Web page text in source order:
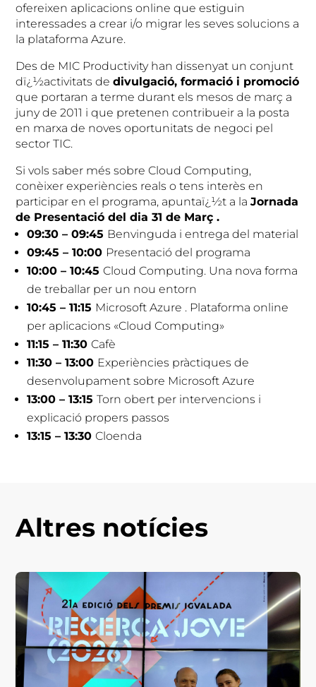
ofereixen aplicacions online que estiguin
interessades a crear i/o migrar les seves solucions a
la plataforma Azure.
Des de MIC Productivity han dissenyat un conjunt
dï¿½activitats dedivulgació, formació i promoció
que portaran a terme durant els mesos de març a
juny de 2011 i que pretenen contribueir a la posta
en marxa de noves oportunitats de negoci pel
sector TIC.
Si vols saber més sobre Cloud Computing,
conèixer experiències reals o tens interès en
participar en el programa, apuntaï¿½t a laJornada
de Presentació del dia 31 de Març .
09:30 – 09:45 Benvinguda i entrega del material
09:45 – 10:00 Presentació del programa
10:00 – 10:45Cloud Computing. Una nova forma
de treballar per un nou entorn
10:45 – 11:15 Microsoft Azure . Plataforma online
per aplicacions «Cloud Computing»
11:15 – 11:30Cafè
11:30 – 13:00 Experiències pràctiques de
desenvolupament sobre Microsoft Azure
13:00 – 13:15Torn obert per intervencions i
explicació propers passos
13:15 – 13:30Cloenda
Altres notícies